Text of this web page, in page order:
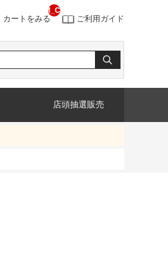
カートをみる
__ITM_CNT__
ご利用ガイド
店頭抽選販売